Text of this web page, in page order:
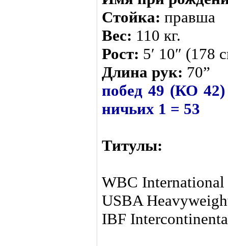
Стойка: правша
Вес: 110 кг.
Рост: 5′ 10″ (178
Длина рук: 70”
побед 49 (КО
ничьих 1 = 53
Титулы:
WBC
USBA
IBF